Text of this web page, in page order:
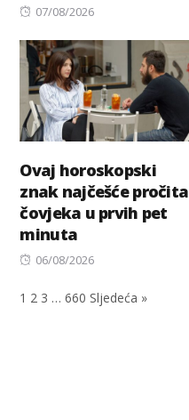
Posted
07/08/2026
Ovaj horoskopski
znak najčešće pročita
čovjeka u prvih pet
minuta
Posted
06/08/2026
1 2 3 … 660 Sljedeća »